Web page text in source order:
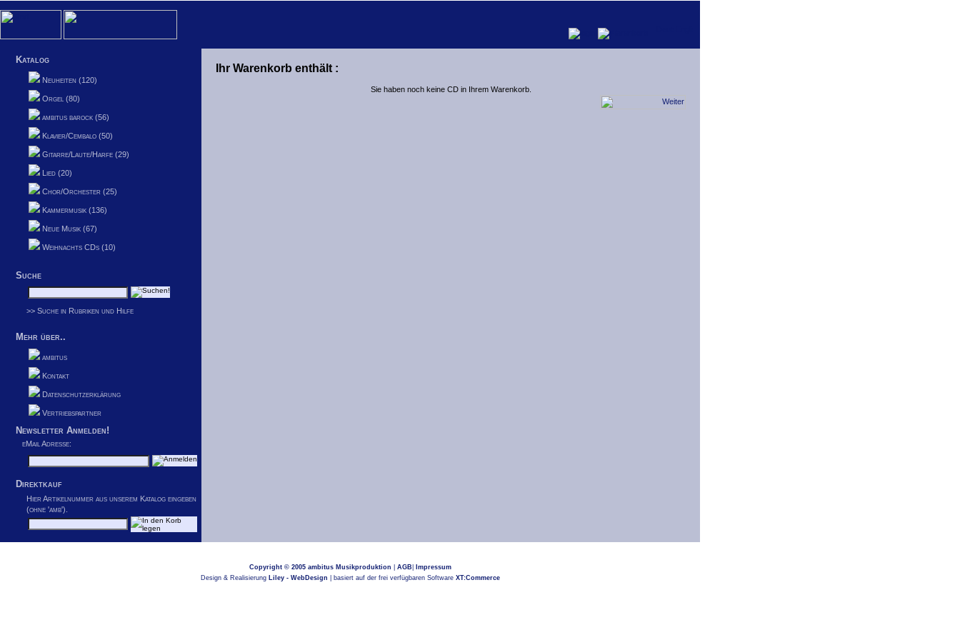
Katalog
Neuheiten (120)
Orgel (80)
ambitus barock (56)
Klavier/Cembalo (50)
Gitarre/Laute/Harfe (29)
Lied (20)
Chor/Orchester (25)
Kammermusik (136)
Neue Musik (67)
Weihnachts CDs (10)
Suche
>> Suche in Rubriken und Hilfe
Mehr über..
ambitus
Kontakt
Datenschutzerklärung
Vertriebspartner
Newsletter Anmelden!
eMail Adresse:
Direktkauf
Hier Artikelnummer aus unserem Katalog eingeben
(ohne 'amb').
Ihr Warenkorb enthält :
Sie haben noch keine CD in Ihrem Warenkorb.
Copyright © 2005 ambitus Musikproduktion AGB
Impressum
Design & Realisierung Liley - WebDesign | basiert auf der frei verfügbaren Software XT:Commerce